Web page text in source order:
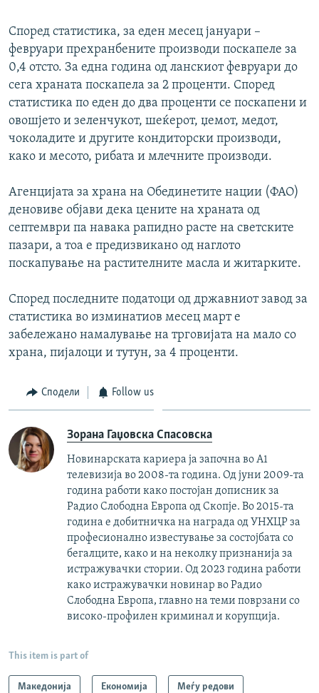
Според статистика, за еден месец јануари –
февруари прехранбените производи поскапеле за
0,4 отсто. За една година од ланскиот февруари до
сега храната поскапела за 2 проценти. Според
статистика по еден до два проценти се поскапени и
овошјето и зеленчукот, шеќерот, џемот, медот,
чоколадите и другите кондиторски производи,
како и месото, рибата и млечните производи.
Агенцијата за храна на Обединетите нации (ФАО)
деновиве објави дека ценитe на храната од
септември па навака рапидно расте на светските
пазари, а тоа е предизвикано од наглото
поскапување на растителните масла и житарките.
Според последните податоци од државниот завод за
статистика во изминатиов месец март е
забележано намалување на трговијата на мало со
храна, пијалоци и тутун, за 4 проценти.
Сподели Follow us
Зорана Гаџовска Спасовска
Новинарската кариера ја започна во А1
телевизија во 2008-та година. Од јуни 2009-та
година работи како постојан дописник за
Радио Слободна Европа од Скопје. Во 2015-та
година е добитничка на награда од УНХЦР за
професионално известување за состојбата со
бегалците, како и на неколку признанија за
истражувачки стории. Од 2023 година работи
како истражувачки новинар во Радио
Слободна Европа, главно на теми поврзани со
високо-профилен криминал и корупција.
This item is part of
Македонија Економија Меѓу редови